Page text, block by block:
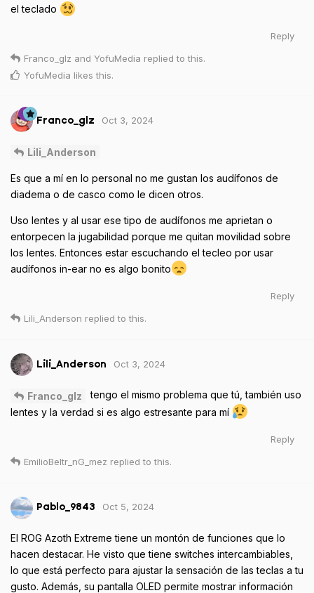
el teclado
Reply
Franco_glz and YofuMedia replied to this.
YofuMedia likes this.
Franco_glz Oct 3, 2024
Lili_Anderson
Es que a mí en lo personal no me gustan los audífonos de
diadema o de casco como le dicen otros.
Uso lentes y al usar ese tipo de audífonos me aprietan o
entorpecen la jugabilidad porque me quitan movilidad sobre
los lentes. Entonces estar escuchando el tecleo por usar
audífonos in-ear no es algo bonito
Reply
Lili_Anderson replied to this.
Lili_Anderson Oct 3, 2024
Franco_glz
tengo el mismo problema que tú, también uso
lentes y la verdad si es algo estresante para mí
Reply
EmilioBeltr_nG_mez replied to this.
Pablo_9843 Oct 5, 2024
El ROG Azoth Extreme tiene un montón de funciones que lo
hacen destacar. He visto que tiene switches intercambiables,
lo que está perfecto para ajustar la sensación de las teclas a tu
gusto. Además, su pantalla OLED permite mostrar información